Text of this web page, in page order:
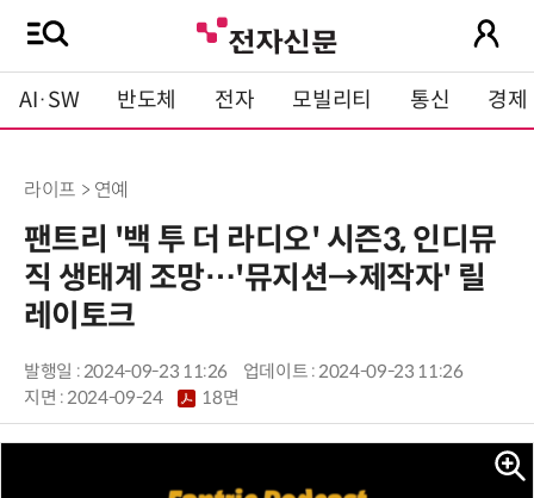
AI·SW 반도체 전자 모빌리티 통신 경제
라이프 > 연예
팬트리 '백 투 더 라디오' 시즌3, 인디뮤
직 생태계 조망…'뮤지션→제작자' 릴
레이토크
발행일 : 2024-09-23 11:26
업데이트 : 2024-09-23 11:26
지면 :2024-09-24 18면